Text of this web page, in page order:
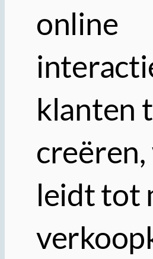
online
klanten
leidt tot